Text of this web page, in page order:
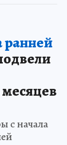
ранней
с начала